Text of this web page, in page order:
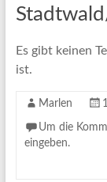
Es gibt keinen
ist.
Marlen
Um die
eingeben.